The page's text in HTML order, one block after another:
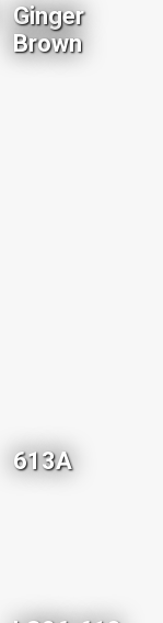
Ginger
Brown
613A